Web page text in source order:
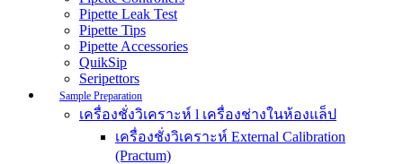
Pipette Leak Test
Pipette Tips
Pipette Accessories
QuikSip
Seripettors
Sample Preparation
เครื่องชั่งวิเคราะห์ l เครื่องช่างในห้องแล็ป
เครื่องชั่งวิเคราะห์ External Calibration
(Practum)